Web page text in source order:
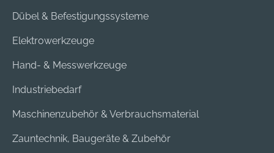
Dübel & Befestigungssysteme
Elektrowerkzeuge
Hand- & Messwerkzeuge
Industriebedarf
Maschinenzubehör & Verbrauchsmaterial
Zauntechnik, Baugeräte & Zubehör